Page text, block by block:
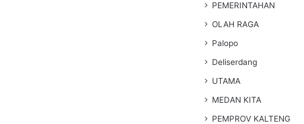
PEMERINTAHAN
OLAH RAGA
Palopo
Deliserdang
UTAMA
MEDAN KITA
PEMPROV KALTENG